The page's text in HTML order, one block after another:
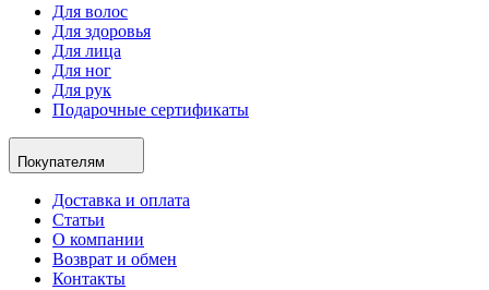
Для волос
Для здоровья
Для лица
Для ног
Для рук
Подарочные сертификаты
Покупателям
Доставка и оплата
Статьи
О компании
Возврат и обмен
Контакты